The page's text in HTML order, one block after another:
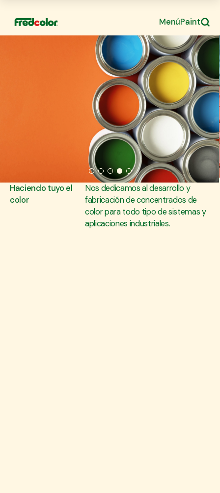
MenúPaint
Haciendo tuyo el
color
Nos dedicamos al desarrollo y
fabricación de concentrados de
color para todo tipo de sistemas y
aplicaciones industriales.